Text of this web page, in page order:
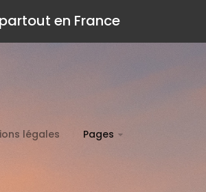
en France
légales Pages